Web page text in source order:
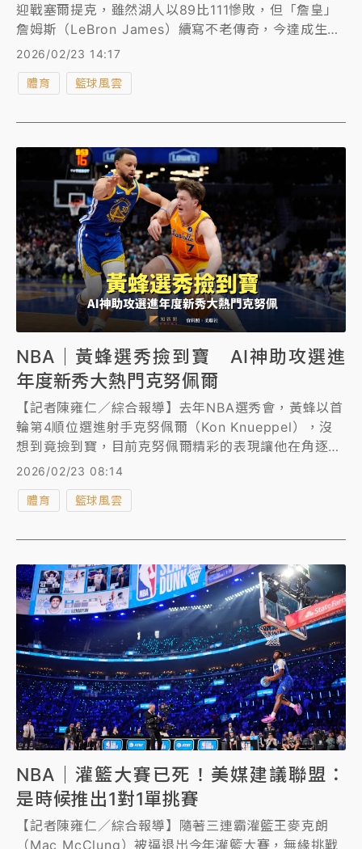
迎戰塞爾提克，雖然湖人以89比111慘敗，但「詹皇」
詹姆斯（LeBron James）續寫不老傳奇，今達成生涯
例行賽43000分史無前例壯舉，以41歲的高齡，成為
到43000分的最年輕紀錄。
2026/02/23 14:17
體育 籃球風雲
NBA｜黃蜂選秀撿到寶 AI神助攻選進
年度新秀大熱門克努佩爾
【記者陳雍仁／綜合報導】去年NBA選秀會，黃蜂以首
輪第4順位選進射手克努佩爾（Kon Knueppel），沒
想到竟撿到寶，目前克努佩爾精彩的表現讓他在角逐年
度新秀的聲勢不亞於獨行俠狀元郎佛拉格（Cooper
Flagg），黃蜂籃球洞察與分析副總裁哈瑞爾（Patrick
Harrel）透露AI幫了大忙。
2026/02/23 08:14
體育 籃球風雲
NBA｜灌籃大賽已死！美媒建議聯盟：
是時候推出1對1單挑賽
【記者陳雍仁／綜合報導】隨著三連霸灌籃王麥克朗
（Mac McClung）被逼退出今年灌籃大賽，無緣挑戰